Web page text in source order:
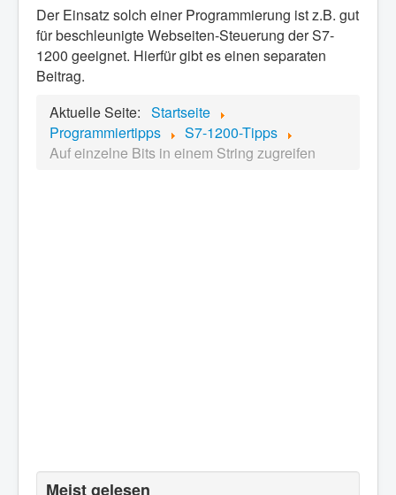
Der Einsatz solch einer Programmierung ist z.B. gut
für beschleunigte Webseiten-Steuerung der S7-
1200 geeignet. Hierfür gibt es einen separaten
Beitrag.
Aktuelle Seite: Startseite
Programmiertipps
S7-1200-Tipps
Auf einzelne Bits in einem String zugreifen
Meist gelesen